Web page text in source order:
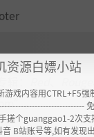
：
。
资源白嫖小站
游戏内容用CTRL+F5
搓个guanggao1-2次
B站账号等,如有发现